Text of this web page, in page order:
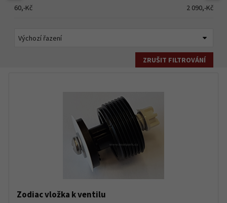
60,-Kč 2 090,-Kč
ZRUŠIT FILTROVÁNÍ
Zodiac vložka k ventilu